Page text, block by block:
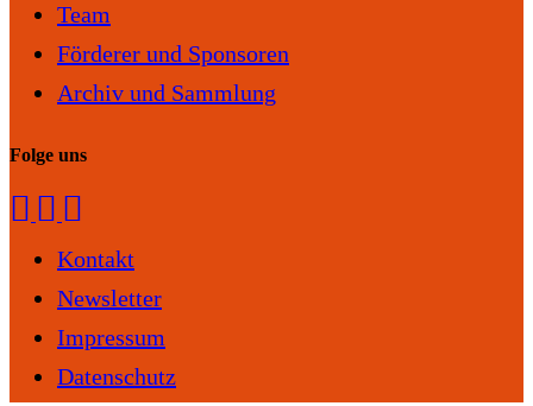
Team
Förderer und Sponsoren
Archiv und Sammlung
Folge uns
Kontakt
Newsletter
Impressum
Datenschutz